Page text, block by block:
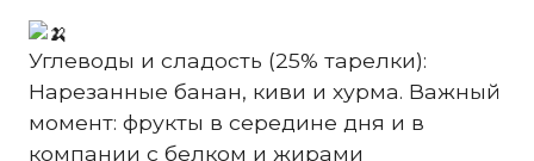
Углеводы и сладость (25% тарелки):
Нарезанные банан, киви и хурма. Важный
момент: фрукты в середине дня и в
компании с белком и жирами